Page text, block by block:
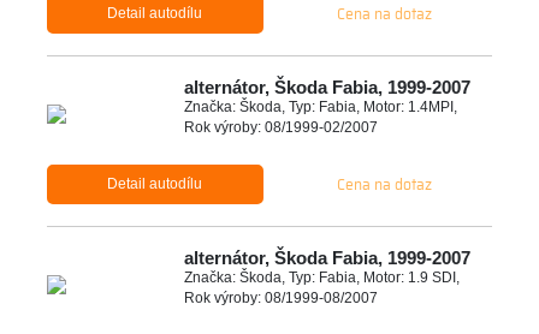
Detail autodílu Cena na dotaz
alternátor, Škoda Fabia, 1999-2007
Značka: Škoda, Typ: Fabia, Motor: 1.4MPI,
Rok výroby: 08/1999-02/2007
Detail autodílu Cena na dotaz
alternátor, Škoda Fabia, 1999-2007
Značka: Škoda, Typ: Fabia, Motor: 1.9 SDI,
Rok výroby: 08/1999-08/2007